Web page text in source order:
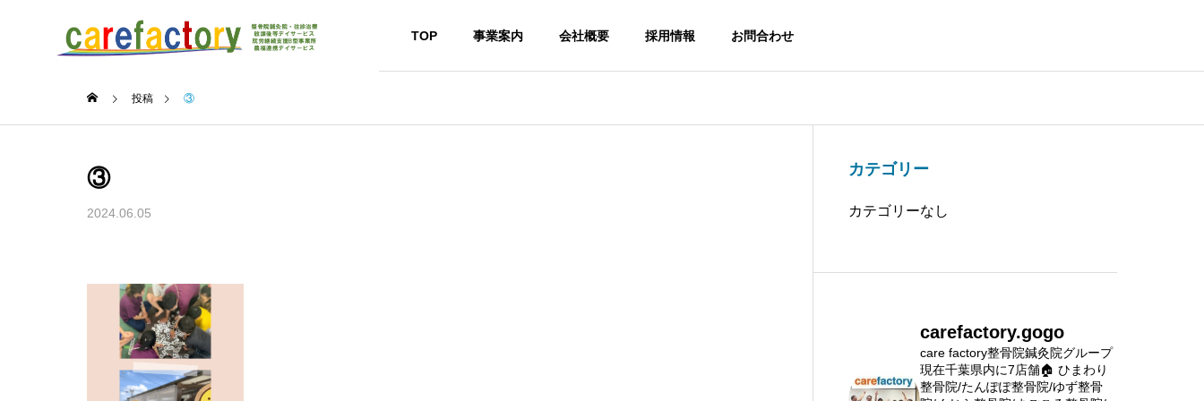
TOP 事業案内 会社概要 採用情報 お問合わせ
投稿 ③
③
2024.06.05
カテゴリー
カテゴリーなし
carefactory.gogo
care factory整骨院鍼灸院グループ
現在千葉県内に7店舗🏠 ひまわり
整骨院/たんぽぽ整骨院/ゆず整骨